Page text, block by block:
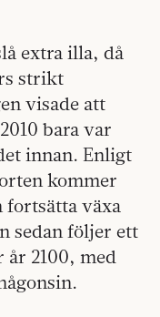
extra illa, då
strikt
visade att
bara var
innan. Enligt
kommer
fortsätta växa
sedan följer ett
2100, med